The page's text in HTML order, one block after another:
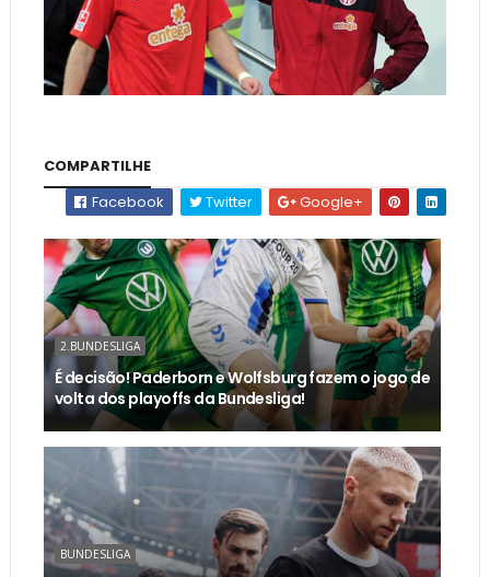
COMPARTILHE
Facebook
Twitter Google+
2.BUNDESLIGA
É decisão! Paderborn e Wolfsburg fazem o jogo de
volta dos playoffs da Bundesliga!
BUNDESLIGA